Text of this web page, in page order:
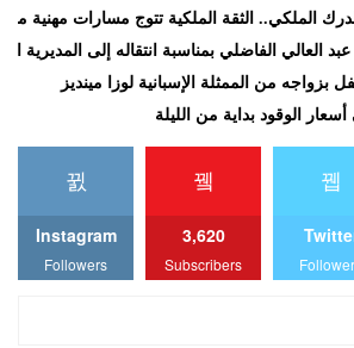
الملكي.. الثقة الملكية تتوج مسارات مهنية
العالي الفاضلي بمناسبة انتقاله إلى المديرية
بزواجه من الممثلة الإسبانية لوزا مينديز
الوقود بداية من الليلة
3,620
Subscribers
Instagram
Followers